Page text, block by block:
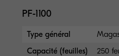
PF-1100
Type général
Capacité (feuilles)
250